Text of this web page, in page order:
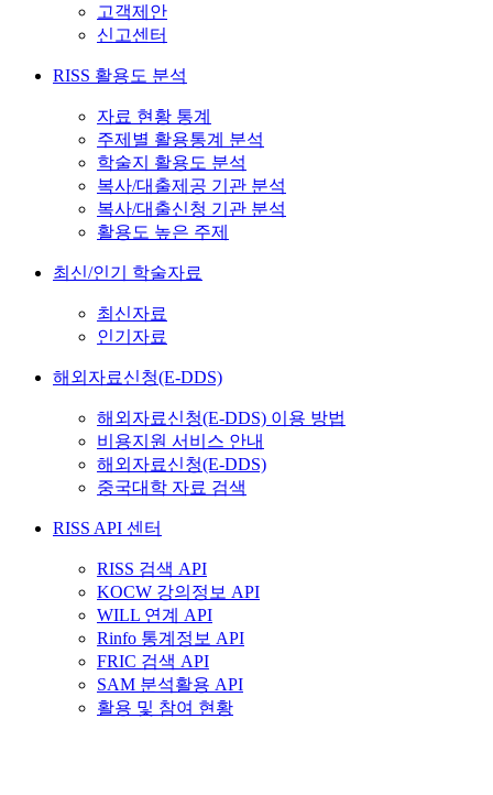
고객제안
신고센터
RISS 활용도 분석
자료 현황 통계
주제별 활용통계 분석
학술지 활용도 분석
복사/대출제공 기관 분석
복사/대출신청 기관 분석
활용도 높은 주제
최신/인기 학술자료
최신자료
인기자료
해외자료신청(E-DDS)
해외자료신청(E-DDS) 이용 방법
비용지원 서비스 안내
해외자료신청(E-DDS)
중국대학 자료 검색
RISS API 센터
RISS 검색 API
KOCW 강의정보 API
WILL 연계 API
Rinfo 통계정보 API
FRIC 검색 API
SAM 분석활용 API
활용 및 참여 현황